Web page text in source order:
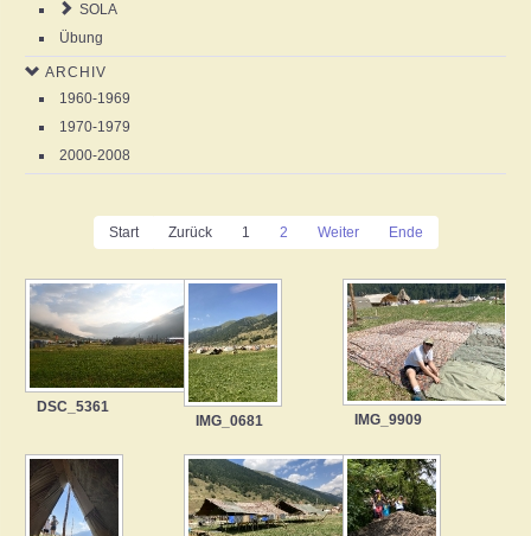
SOLA
Übung
ARCHIV
1960-1969
1970-1979
2000-2008
Start Zurück 1 2 Weiter Ende
DSC_5361
IMG_0681
IMG_9909